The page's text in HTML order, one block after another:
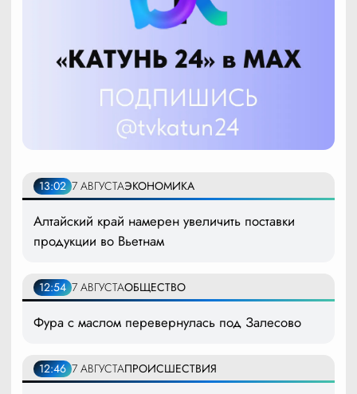
13:02 7 АВГУСТАЭКОНОМИКА
Алтайский край намерен увеличить поставки
продукции во Вьетнам
12:54 7 АВГУСТАОБЩЕСТВО
Фура с маслом перевернулась под Залесово
12:46 7 АВГУСТАПРОИСШЕСТВИЯ